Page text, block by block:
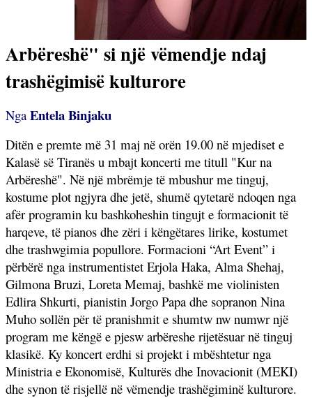
Arbëreshë" si një vëmendje ndaj
trashëgimisë kulturore
Nga Entela Binjaku
Ditën e premte më 31 maj në orën 19.00 në mjediset e
Kalasë së Tiranës u mbajt koncerti me titull "Kur na
Arbëreshë". Në një mbrëmje të mbushur me tinguj,
kostume plot ngjyra dhe jetë, shumë qytetarë ndoqen nga
afër programin ku bashkoheshin tingujt e formacionit të
harqeve, të pianos dhe zëri i këngëtares lirike, kostumet
dhe trashwgimia popullore. Formacioni “Art Event” i
përbërë nga instrumentistet Erjola Haka, Alma Shehaj,
Gilmona Bruzi, Loreta Memaj, bashkë me violinisten
Edlira Shkurti, pianistin Jorgo Papa dhe sopranon Nina
Muho sollën për të pranishmit e shumtw nw numwr një
program me këngë e pjesw arbëreshe rijetësuar në tinguj
klasikë. Ky koncert erdhi si projekt i mbështetur nga
Ministria e Ekonomisë, Kulturës dhe Inovacionit (MEKI)
dhe synon të risjellë në vëmendje trashëgiminë kulturore.